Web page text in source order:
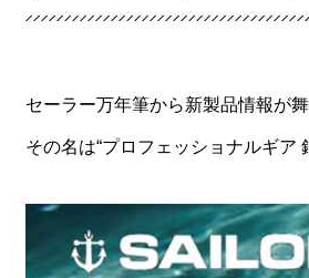
セーラー万年筆から新製品情報が
その名は“プロフェッショナルギア